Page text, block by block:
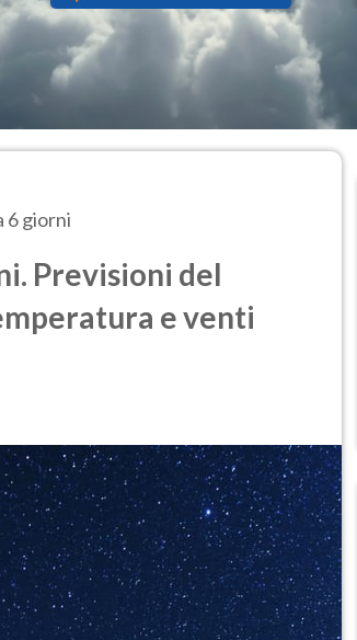
6 giorni
Previsioni del
e venti